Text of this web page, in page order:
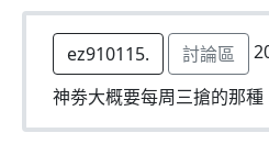
ez910115. 討論區
神劵大概要每周三搶的那種